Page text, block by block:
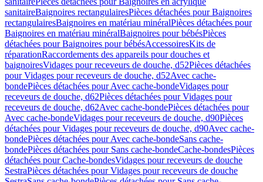
sanitaireBaignoires rectangulairesPièces détachées pour Baignoires
rectangulairesBaignoires en matériau minéralPièces détachées pour
Baignoires en matériau minéralBaignoires pour bébésPièces
détachées pour Baignoires pour bébésAccessoiresKits de
réparationRaccordements des appareils pour douches et
baignoiresVidages pour receveurs de douche, d52Pièces détachées
pour Vidages pour receveurs de douche, d52Avec cache-
bondePièces détachées pour Avec cache-bondeVidages pour
receveurs de douche, d62Pièces détachées pour Vidages pour
receveurs de douche, d62Avec cache-bondePièces détachées pour
Avec cache-bondeVidages pour receveurs de douche, d90Pièces
détachées pour Vidages pour receveurs de douche, d90Avec cache-
bondePièces détachées pour Avec cache-bondeSans cache-
bondePièces détachées pour Sans cache-bondeCache-bondesPièces
détachées pour Cache-bondesVidages pour receveurs de douche
SestraPièces détachées pour Vidages pour receveurs de douche